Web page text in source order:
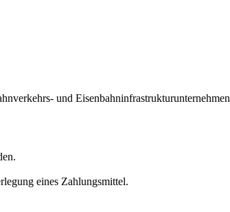
und
eines Zahlungsmittel.